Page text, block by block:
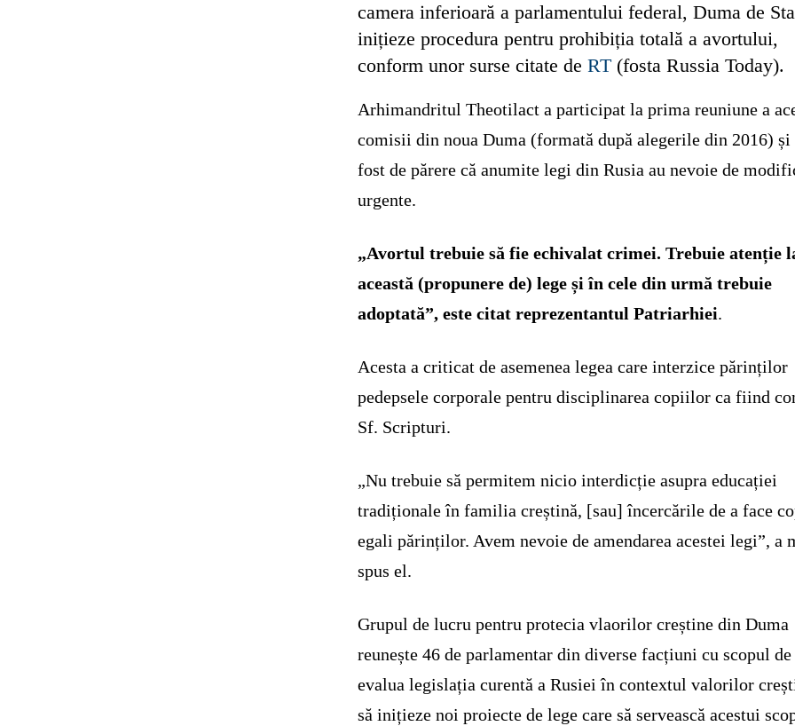
camera inferioară a parlamentului federal, Duma de
inițieze procedura pentru prohibiția totală a avortului,
conform unor surse citate deRT (fosta Russia Today).
Arhimandritul Theotilact a participat la prima reuniune a
comisii din noua Duma (formată după alegerile din 2016) și
fost de părere că anumite legi din Rusia au nevoie de
urgente.
„Avortul trebuie să fie echivalat crimei. Trebuie atenție
această (propunere de) lege și în cele din urmă trebuie
adoptată”, este citat reprezentantul Patriarhiei.
Acesta a criticat de asemenea legea care interzice părinților
pedepsele corporale pentru disciplinarea copiilor ca fiind
Sf. Scripturi.
„Nu trebuie să permitem nicio interdicție asupra educației
tradiționale în familia creștină, [sau] încercările de a face
egali părinților. Avem nevoie de amendarea acestei legi”, a
spus el.
Grupul de lucru pentru protecia vlaorilor creștine din Duma
reunește 46 de parlamentar din diverse facțiuni cu scopul de
evalua legislația curentă a Rusiei în contextul valorilor
să inițieze noi proiecte de lege care să servească acestui